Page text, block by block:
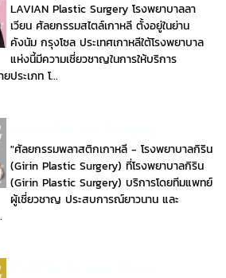
LAVIAN Plastic Surgery โรงพยาบาลลา
เวียน ศัลยกรรมสไตล์เกาหลี ตั้งอยู่ในย่าน
คังนัม กรุงโซล ประเทศเกาหลีใต้โรงพยาบาล
แห่งนี้มีความเชี่ยวชาญในการให้บริการ
ระเภท โ...
"ศัลยกรรมพลาสติกเกาหลี - โรงพยาบาลกิริน
(Girin Plastic Surgery) ที่โรงพยาบาลกิริน
(Girin Plastic Surgery) บริการโดยทีมแพทย์
ผู้เชี่ยวชาญ ประสบการณ์ยาวนาน และ